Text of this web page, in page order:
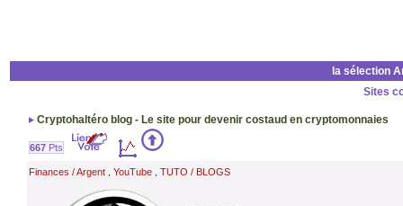
la sélection
Sites
Cryptohaltéro blog - Le site pour devenir costaud en cryptomonnaies
667Pts
Finances / Argent, YouTube, TUTO / BLOGS